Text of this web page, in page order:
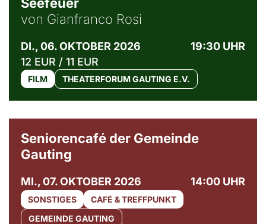
von Gianfranco Rosi
DI., 06. OKTOBER 2026
19:30 UHR
12 EUR / 11 EUR
FILM THEATERFORUM GAUTING E.V.
Seniorencafé der Gemeinde
Gauting
MI., 07. OKTOBER 2026 14:00 UHR
SONSTIGES
CAFÉ & TREFFPUNKT
GEMEINDE GAUTING